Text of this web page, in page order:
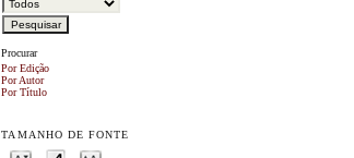
Procurar
Por Edição
Por Autor
Por Título
TAMANHO DE FONTE